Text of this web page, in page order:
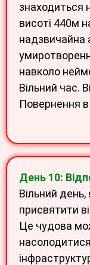
знаходиться
висоті 440м
надзвичайна
навколо
Вільний час.
Повернення в
День 10:
Вільний
присвятити
Це чудова